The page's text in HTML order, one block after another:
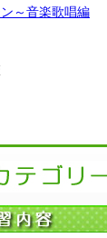
～音楽歌唱編